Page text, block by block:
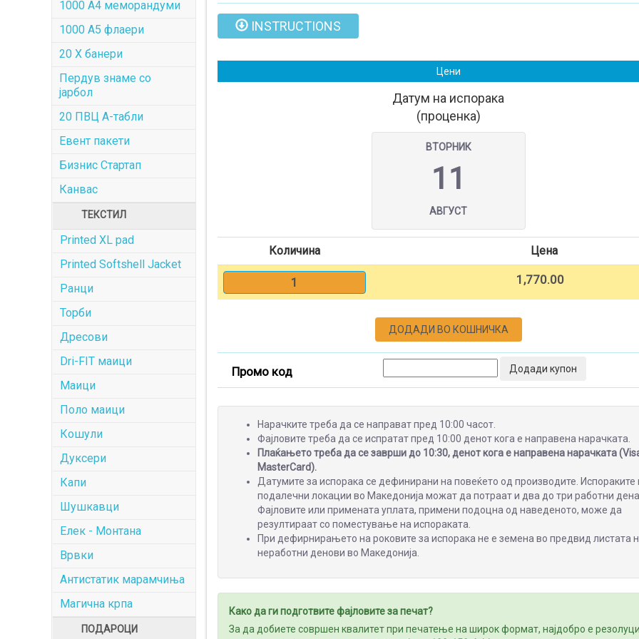
1000 A4 меморандуми
1000 A5 флаери
20 X банери
Пердув знаме со
јарбол
20 ПВЦ А-табли
Евент пакети
Бизнис Стартап
Канвас
ТЕКСТИЛ
Printed XL pad
Printed Softshell Jacket
Ранци
Торби
Дресови
Dri-FIT маици
Маици
Поло маици
Кошули
Дуксери
Капи
Шушкавци
Елек - Монтана
Врвки
Антистатик марамчиња
Магична крпа
ПОДАРОЦИ
INSTRUCTIONS
Цени
Датум на испорака
(проценка)
ВТОРНИК
11
АВГУСТ
Количина Цена
1 1,770.00
ДОДАДИ ВО КОШНИЧКА
Промо код Додади купон
Нарачките треба да се направат пред 10:00 часот.
Фајловите треба да се испратат пред 10:00 денот кога е направена нарачката.
Плаќањето треба да се заврши до 10:30, денот кога е направена нарачката
MasterCard).
Датумите за испорака се дефинирани на повеќето од производите. Испораките
подалечни локации во Македонија можат да потраат и два до три работни
Фајловите или примената уплата, примени подоцна од наведеното, може да
резултираат со поместување на испораката.
При дефирнирањето на роковите за испорака не е земена во предвид листата
неработни денови во Македонија.
Како да ги подготвите фајловите за печат?
За да добиете совршен квалитет при печатење на широк формат, најдобро е